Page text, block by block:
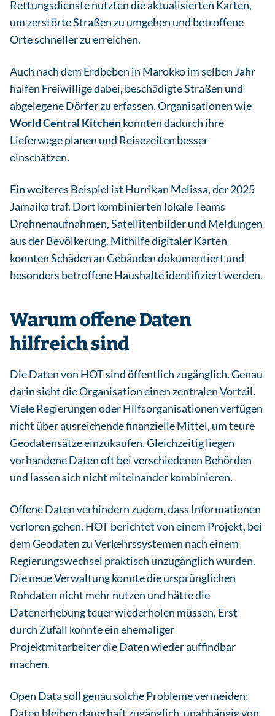
Rettungsdienste nutzten die aktualisierten Karten,
um zerstörte Straßen zu umgehen und betroffene
Orte schneller zu erreichen.
Auch nach dem Erdbeben in Marokko im selben Jahr
halfen Freiwillige dabei, beschädigte Straßen und
abgelegene Dörfer zu erfassen. Organisationen wie
World Central Kitchenkonnten dadurch ihre
Lieferwege planen und Reisezeiten besser
einschätzen.
Ein weiteres Beispiel ist Hurrikan Melissa, der 2025
Jamaika traf. Dort kombinierten lokale Teams
Drohnenaufnahmen, Satellitenbilder und Meldungen
aus der Bevölkerung. Mithilfe digitaler Karten
konnten Schäden an Gebäuden dokumentiert und
besonders betroffene Haushalte identifiziert werden.
Warum offene Daten
hilfreich sind
Die Daten von HOT sind öffentlich zugänglich. Genau
darin sieht die Organisation einen zentralen Vorteil.
Viele Regierungen oder Hilfsorganisationen verfügen
nicht über ausreichende finanzielle Mittel, um teure
Geodatensätze einzukaufen. Gleichzeitig liegen
vorhandene Daten oft bei verschiedenen Behörden
und lassen sich nicht miteinander kombinieren.
Offene Daten verhindern zudem, dass Informationen
verloren gehen. HOT berichtet von einem Projekt, bei
dem Geodaten zu Verkehrssystemen nach einem
Regierungswechsel praktisch unzugänglich wurden.
Die neue Verwaltung konnte die ursprünglichen
Rohdaten nicht mehr nutzen und hätte die
Datenerhebung teuer wiederholen müssen. Erst
durch Zufall konnte ein ehemaliger
Projektmitarbeiter die Daten wieder auffindbar
machen.
Open Data soll genau solche Probleme vermeiden:
Daten bleiben dauerhaft zugänglich, unabhängig von